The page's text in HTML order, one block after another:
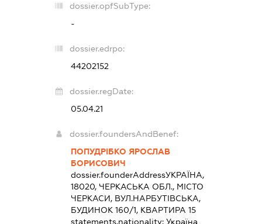
dossier.opfSubType:
-
dossier.edrpo:
44202152
dossier.regDate:
05.04.21
dossier.foundersAndBenef:
ПОПУДРІБКО ЯРОСЛАВ
БОРИСОВИЧ
dossier.founderAddressУКРАЇНА,
18020, ЧЕРКАСЬКА ОБЛ., МІСТО
ЧЕРКАСИ, ВУЛ.НАРБУТІВСЬКА,
БУДИНОК 160/1, КВАРТИРА 15
statements.nationality: Україна